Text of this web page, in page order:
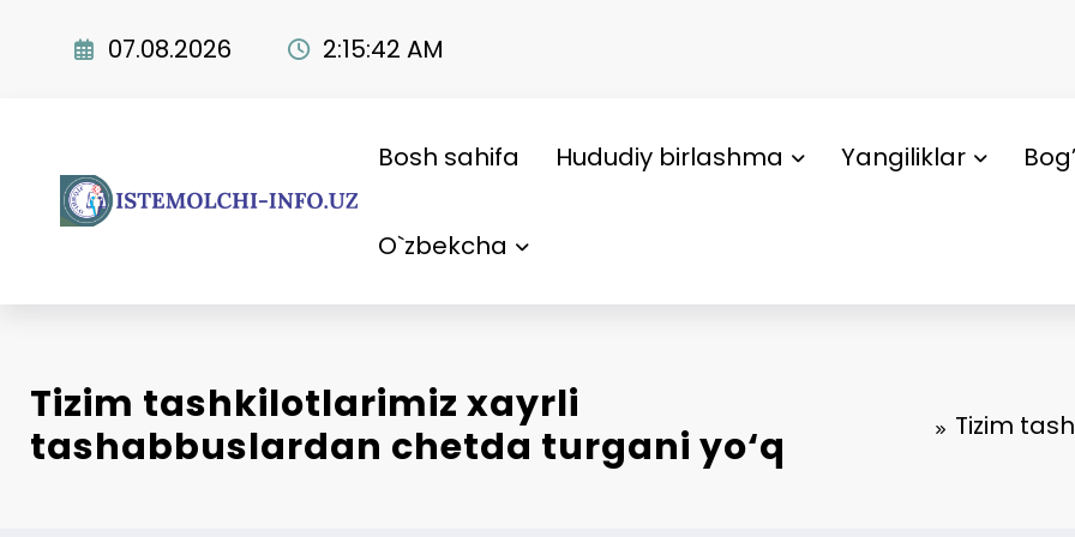
07.08.2026 2:15:43 AM
Bosh sahifa Hududiy birlashma Yangiliklar
O`zbekcha
Tizim tashkilotlarimiz xayrli
tashabbuslardan chetda turgani yo‘q
Tizim